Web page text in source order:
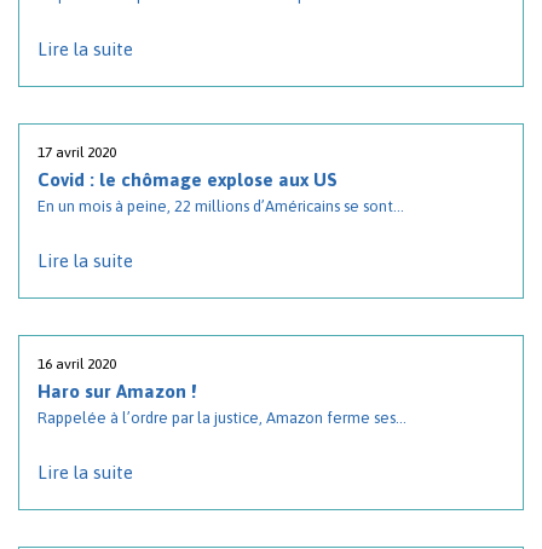
Lire la suite
17 avril 2020
Covid : le chômage explose aux US
En un mois à peine, 22 millions d’Américains se sont...
Lire la suite
16 avril 2020
Haro sur Amazon !
Rappelée à l’ordre par la justice, Amazon ferme ses...
Lire la suite